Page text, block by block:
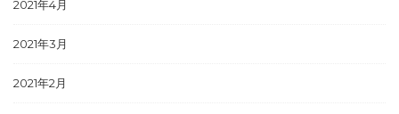
2021年4月
2021年3月
2021年2月